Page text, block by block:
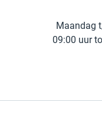
Maandag
09:00 uur